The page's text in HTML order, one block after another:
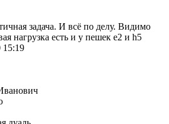
задача. И всё по делу. Видимо
нагрузка есть и у пешек е2 и h5
15:19